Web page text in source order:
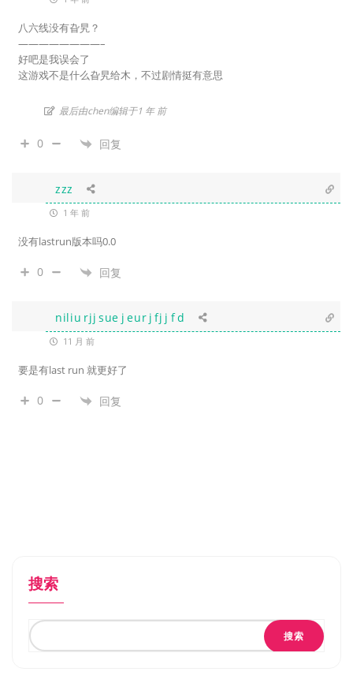
八六线没有旮旯？
————————–
好吧是我误会了
这游戏不是什么旮旯给木，不过剧情挺有意思
最后由chen编辑于1 年 前
0 回复
zzz
1 年 前
没有lastrun版本吗0.0
0 回复
niliu rjj sue j eur j fj j f d
11 月 前
要是有last run 就更好了
0 回复
搜索
搜索